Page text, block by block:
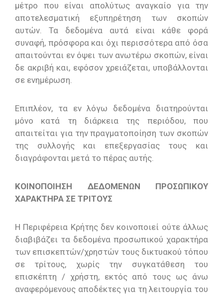
μέτρο που είναι απολύτως αναγκαίο για την
αποτελεσματική εξυπηρέτηση των σκοπών
αυτών. Τα δεδομένα αυτά είναι κάθε φορά
συναφή, πρόσφορα και όχι περισσότερα από όσα
απαιτούνται εν όψει των ανωτέρω σκοπών, είναι
δε ακριβή και, εφόσον χρειάζεται, υποβάλλονται
σε ενημέρωση.
Επιπλέον, τα εν λόγω δεδομένα διατηρούνται
μόνο κατά τη διάρκεια της περιόδου, που
απαιτείται για την πραγματοποίηση των σκοπών
της συλλογής και επεξεργασίας τους και
διαγράφονται μετά το πέρας αυτής.
ΚΟΙΝΟΠΟΙΗΣΗ ΔΕΔΟΜΕΝΩΝ ΠΡΟΣΩΠΙΚΟΥ
ΧΑΡΑΚΤΗΡΑ ΣΕ ΤΡΙΤΟΥΣ
Η Περιφέρεια Κρήτης δεν κοινοποιεί ούτε άλλως
διαβιβάζει τα δεδομένα προσωπικού χαρακτήρα
των επισκεπτών/χρηστών τους δικτυακού τόπου
σε τρίτους, χωρίς την συγκατάθεση του
επισκέπτη / χρήστη, εκτός από τους ως άνω
αναφερόμενους αποδέκτες για τη λειτουργία του